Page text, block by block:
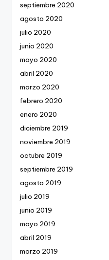
septiembre 2020
agosto 2020
julio 2020
junio 2020
mayo 2020
abril 2020
marzo 2020
febrero 2020
enero 2020
diciembre 2019
noviembre 2019
octubre 2019
septiembre 2019
agosto 2019
julio 2019
junio 2019
mayo 2019
abril 2019
marzo 2019